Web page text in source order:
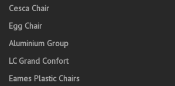
Cesca Chair
Egg Chair
Aluminium Group
LC Grand Confort
Eames Plastic Chairs